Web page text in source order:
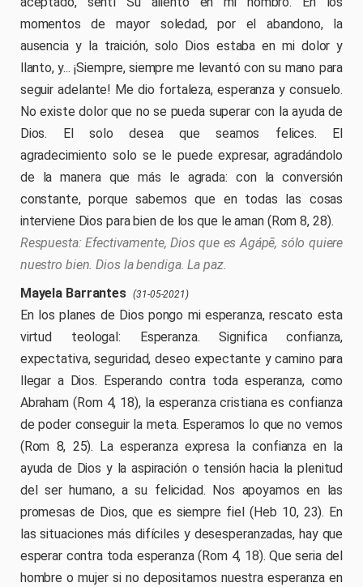
momentos de mayor soledad, por el abandono, la
ausencia y la traición, solo Dios estaba en mi dolor y
llanto, y... ¡Siempre, siempre me levantó con su mano para
seguir adelante! Me dio fortaleza, esperanza y consuelo.
No existe dolor que no se pueda superar con la ayuda de
Dios. El solo desea que seamos felices. El
agradecimiento solo se le puede expresar, agradándolo
de la manera que más le agrada: con la conversión
constante, porque sabemos que en todas las cosas
interviene Dios para bien de los que le aman (Rom 8, 28).
Efectivamente, Dios que es Agápē, sólo quiere
nuestro bien. Dios la bendiga. La paz.
Mayela Barrantes (31-05-2021)
En los planes de Dios pongo mi esperanza, rescato esta
virtud teologal: Esperanza. Significa confianza,
expectativa, seguridad, deseo expectante y camino para
llegar a Dios. Esperando contra toda esperanza, como
Abraham (Rom 4, 18), la esperanza cristiana es confianza
de poder conseguir la meta. Esperamos lo que no vemos
(Rom 8, 25). La esperanza expresa la confianza en la
ayuda de Dios y la aspiración o tensión hacia la plenitud
del ser humano, a su felicidad. Nos apoyamos en las
promesas de Dios, que es siempre fiel (Heb 10, 23). En
las situaciones más difíciles y desesperanzadas, hay que
esperar contra toda esperanza (Rom 4, 18). Que seria del
hombre o mujer si no depositamos nuestra esperanza en